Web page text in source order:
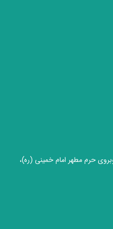
حرم مطهر امام خمینی (ره)،